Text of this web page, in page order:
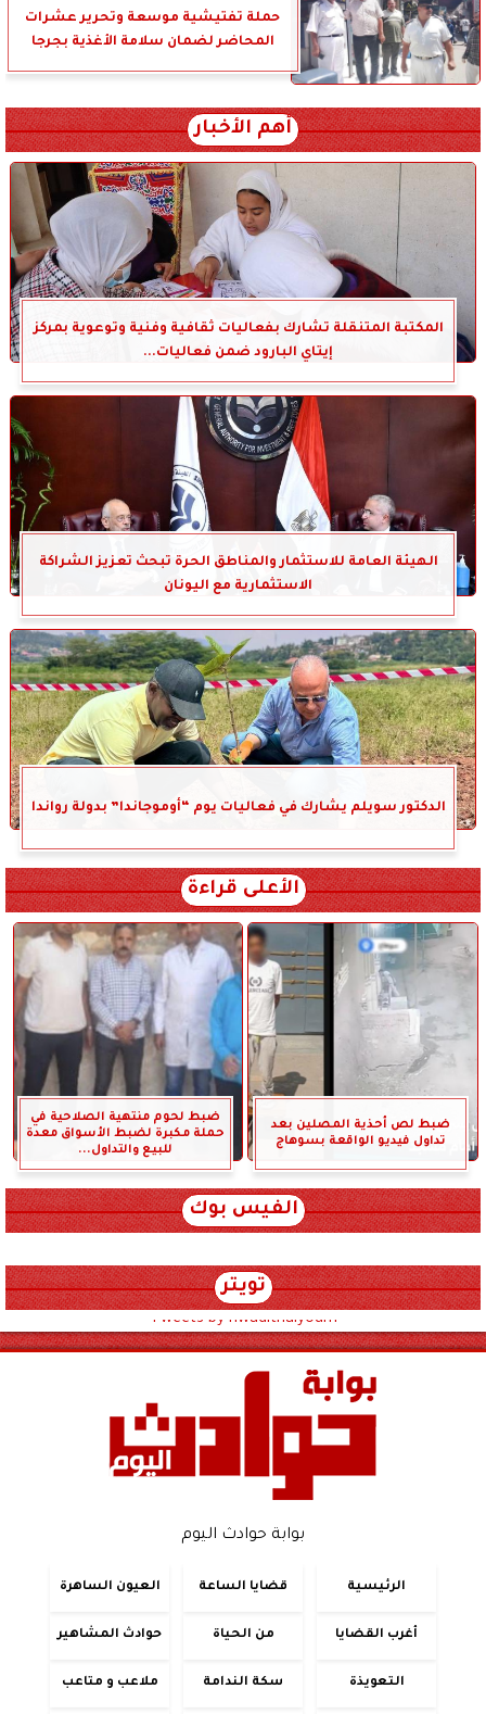
حملة تفتيشية موسعة وتحرير عشرات
المحاضر لضمان سلامة الأغذية بجرجا
أهم الأخبار
المكتبة المتنقلة تشارك بفعاليات ثقافية وفنية وتوعوية بمركز
إيتاي البارود ضمن فعاليات...
الهيئة العامة للاستثمار والمناطق الحرة تبحث تعزيز الشراكة
الاستثمارية مع اليونان
الدكتور سويلم يشارك في فعاليات يوم “أوموجاندا” بدولة رواندا
الأعلى قراءة
ضبط لص أحذية المصلين بعد
تداول فيديو الواقعة بسوهاج
ضبط لحوم منتهية الصلاحية في
حملة مكبرة لضبط الأسواق معدة
للبيع والتداول...
الفيس بوك
تويتر
Tweets by hwadithalyoum
بوابة حوادث اليوم
الرئيسية قضايا الساعة العيون الساهرة
أغرب القضايا من الحياة حوادث المشاهير
التعويذة سكة الندامة ملاعب و متاعب